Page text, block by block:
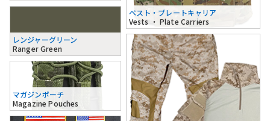
レンジャーグリーン
Ranger Green
ベスト・プレートキャリア
Vests ・ Plate Carriers
マガジンポーチ
Magazine Pouches